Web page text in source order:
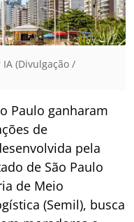
(Divulgação /
Paulo ganharam
de
pela
de São Paulo
de Meio
(Semil), busca